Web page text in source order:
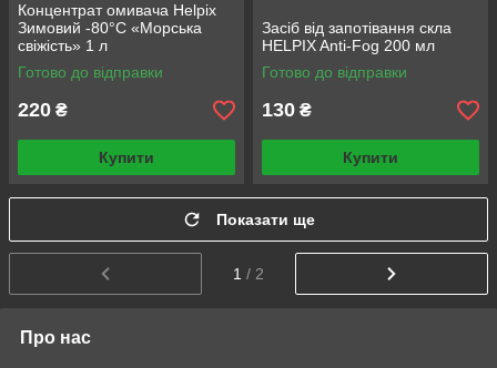
Концентрат омивача Helpix
Зимовий -80°C «Морська
свіжість» 1 л
Готово до відправки
220 ₴
Купити
Засіб від запотівання скла
HELPIX Anti-Fog 200 мл
Готово до відправки
130 ₴
Купити
Показати ще
1 / 2
Про нас